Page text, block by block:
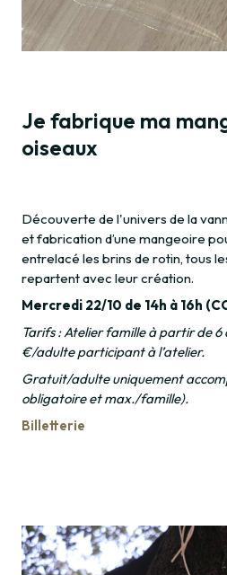
Je fabrique ma
oiseaux
Découverte de l'univers de la
et fabrication d’une mangeoire
entrelacé les brins de rotin, tous
repartent avec leur création.
Mercredi 22/10 de 14h à 16h
Tarifs : Atelier famille à partir de 6
€/adulte participant à l’atelier.
Gratuit/adulte uniquement
obligatoire et max./famille).
Billetterie